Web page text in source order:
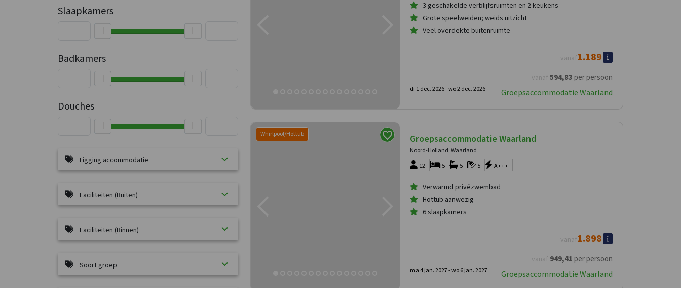
Douches
Badkamers
Slaapkamers
Ligging accommodatie
Faciliteiten (Buiten)
Faciliteiten (Binnen)
Soort groep
3 geschakelde verblijfsruimten en 2 keukens
Grote speelweiden; weids uitzicht
Veel overdekte buitenruimte
vanaf 594,83 per persoon
vanaf1.189
di 1 dec. 2026 -wo 2 dec. 2026 Groepsaccommodatie Waarland
Whirlpool/Hottub Groepsaccommodatie Waarland
Noord-Holland, Waarland
12
5
5 A+++
5
Verwarmd privézwembad
Hottub aanwezig
6 slaapkamers
vanaf 949,41 per persoon
vanaf1.898
ma 4 jan. 2027 -wo 6 jan. 2027 Groepsaccommodatie Waarland